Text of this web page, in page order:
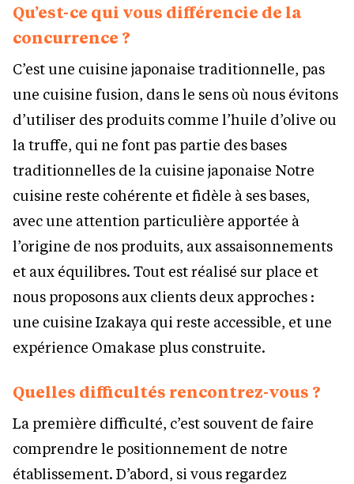
Qu’est-ce qui vous différencie de la
concurrence ?
C’est une cuisine japonaise traditionnelle, pas
une cuisine fusion, dans le sens où nous évitons
d’utiliser des produits comme l’huile d’olive ou
la truffe, qui ne font pas partie des bases
traditionnelles de la cuisine japonaise Notre
cuisine reste cohérente et fidèle à ses bases,
avec une attention particulière apportée à
l’origine de nos produits, aux assaisonnements
et aux équilibres. Tout est réalisé sur place et
nous proposons aux clients deux approches :
une cuisine Izakaya qui reste accessible, et une
expérience Omakase plus construite.
Quelles difficultés rencontrez-vous ?
La première difficulté, c’est souvent de faire
comprendre le positionnement de notre
établissement. D’abord, si vous regardez